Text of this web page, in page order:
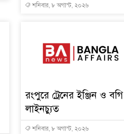
শনিবার, ৮ অগাস্ট, ২০২৬
রংপুরে ট্রেনের ইঞ্জিন ও বগি
লাইনচ্যুত
শনিবার, ৮ অগাস্ট, ২০২৬